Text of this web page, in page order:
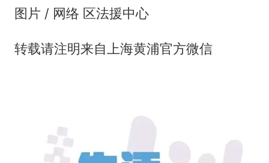
图片 / 网络 区法援中心
转载请注明来自上海黄浦官方微信